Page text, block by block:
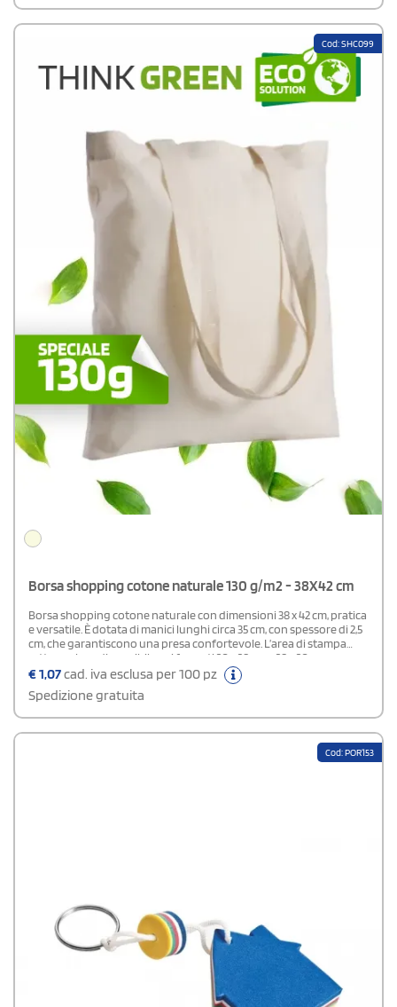
Cod: SHC099
Borsa shopping cotone naturale 130 g/m2 - 38X42 cm
Borsa shopping cotone naturale con dimensioni 38 x 42 cm, pratica
e versatile. È dotata di manici lunghi circa 35 cm, con spessore di 2,5
cm, che garantiscono una presa confortevole. L’area di stampa
rettangolare, disponibile nei formati 20 x 28 cm e 28 x 20 cm,
consente di riprodurre il logo a colori con ottima visibilità.
€1,07cad. iva esclusa per 100 pz
Spedizione gratuita
Cod: POR153